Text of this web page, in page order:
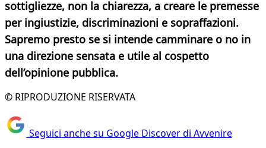
sottigliezze, non la chiarezza, a creare le premesse
per ingiustizie, discriminazioni e sopraffazioni.
Sapremo presto se si intende camminare o no in
una direzione sensata e utile al cospetto
dell’opinione pubblica.
© RIPRODUZIONE RISERVATA
Seguici anche su Google Discover di Avvenire